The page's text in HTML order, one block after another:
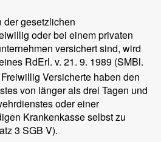
der gesetzlichen
oder bei einem privaten
versichert sind, wird
RdErl. v. 21. 9. 1989 (SMBl.
Versicherte haben den
von länger als drei Tagen und
oder einer
Krankenkasse selbst zu
3 SGB V).